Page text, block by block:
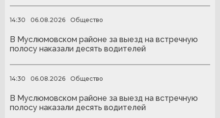
14:30 06.08.2026 Общество
В Муслюмовском районе за выезд на встречную
полосу наказали десять водителей
14:30 06.08.2026 Общество
В Муслюмовском районе за выезд на встречную
полосу наказали десять водителей